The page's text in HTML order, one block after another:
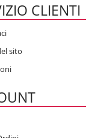
CLIENTI
sito